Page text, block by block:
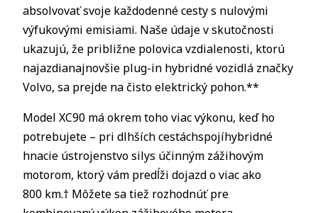
absolvovať svoje každodenné cesty s nulovými
výfukovými emisiami. Naše údaje v skutočnosti
ukazujú, že približne polovica vzdialenosti, ktorú
najazdianajnovšie plug-in hybridné vozidlá značky
Volvo, sa prejde na čisto elektrický pohon.**
Model XC90 má okrem toho viac výkonu, keď ho
potrebujete – pri dlhších cestáchspojíhybridné
hnacie ústrojenstvo silys účinným zážihovým
motorom, ktorý vám predĺži dojazd o viac ako
800 km.† Môžete sa tiež rozhodnúť pre